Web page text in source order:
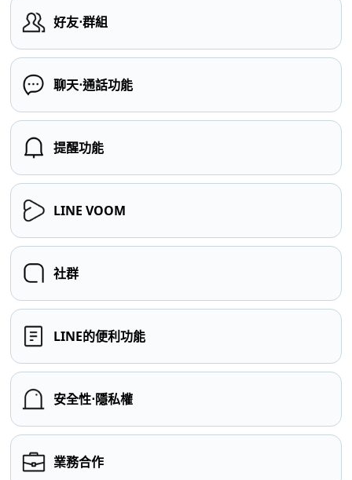
好友⋅群組
聊天⋅通話功能
提醒功能
LINE VOOM
社群
LINE的便利功能
安全性⋅隱私權
業務合作